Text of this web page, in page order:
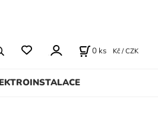
0 ks Kč / CZK